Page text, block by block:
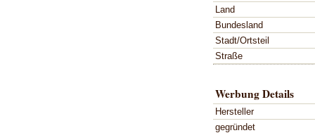
Land
Bundesland
Stadt/Ortsteil
Straße
Werbung Details
Hersteller
gegründet